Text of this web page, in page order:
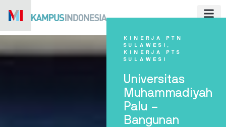
KINERJA PTN
SULAWESI,
KINERJA PTS
SULAWESI
Universitas
Muhammadiyah
Palu –
Bangunan